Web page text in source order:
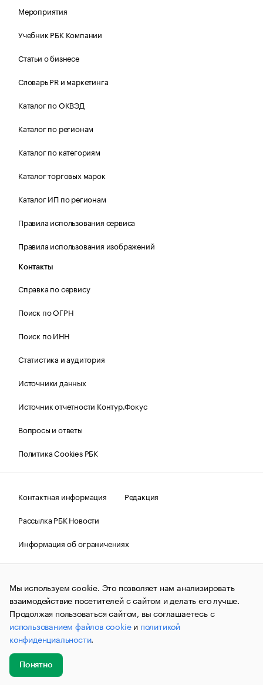
Мероприятия
Учебник РБК Компании
Статьи о бизнесе
Словарь PR и маркетинга
Каталог по ОКВЭД
Каталог по регионам
Каталог по категориям
Каталог торговых марок
Каталог ИП по регионам
Правила использования сервиса
Правила использования изображений
Контакты
Справка по сервису
Поиск по ОГРН
Поиск по ИНН
Статистика и аудитория
Источники данных
Источник отчетности Контур.Фокус
Вопросы и ответы
Политика Cookies РБК
Контактная информация
Редакция
Рассылка РБК Новости
Информация об ограничениях
Правовая информация
О соблюдении авторских прав
© АО «РОСБИЗНЕСКОНСАЛТИНГ»,1995–2026.Сообщения
и материалы информационного агентства «РБК»
(зарегистрировано Федеральной службой по надзору в сфере
связи, информационных технологий и массовых
коммуникаций (Роскомнадзор) 09.12.2015 за номером ИА
№ФС77-63848) сопровождаются пометкой «РБК». Отдельные
публикации могут содержать информацию,
не предназначенную для пользователей
до 18 лет.
Мы используем cookie. Это позволяет нам анализировать
взаимодействие посетителей с сайтом и делать его лучше.
Продолжая пользоваться сайтом, вы соглашаетесь с
использованием файлов cookieи политикой
конфиденциальности.
Понятно